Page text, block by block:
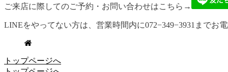
ご来店に際してのご予約・お問い合わせはこちら→
LINEをやってない方は、営業時間内に072−349−3931までお
トップページへ